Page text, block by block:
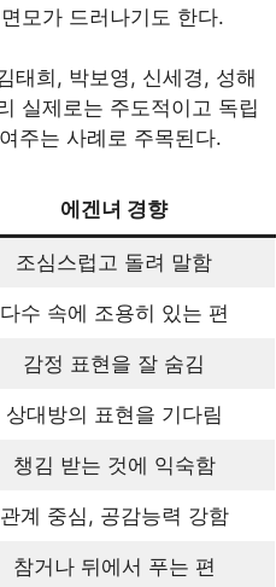
모가 드러나기도 한다.
태희, 박보영, 신세경, 성해
실제로는 주도적이고 독립
주는 사례로 주목된다.
에겐녀 경향
조심스럽고 돌려 말함
다수 속에 조용히 있는 편
감정 표현을 잘 숨김
상대방의 표현을 기다림
챙김 받는 것에 익숙함
관계 중심, 공감능력 강함
참거나 뒤에서 푸는 편